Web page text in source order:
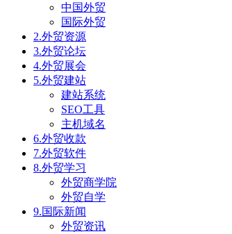
中国外贸
国际外贸
2.外贸资源
3.外贸论坛
4.外贸展会
5.外贸建站
建站系统
SEO工具
主机域名
6.外贸收款
7.外贸软件
8.外贸学习
外贸商学院
外贸自学
9.国际新闻
外贸资讯